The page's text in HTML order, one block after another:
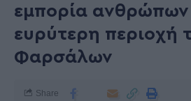
εμπορία ανθρώπων
ευρύτερη περιοχή
Φαρσάλων
Share